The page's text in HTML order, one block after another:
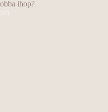
ihop?